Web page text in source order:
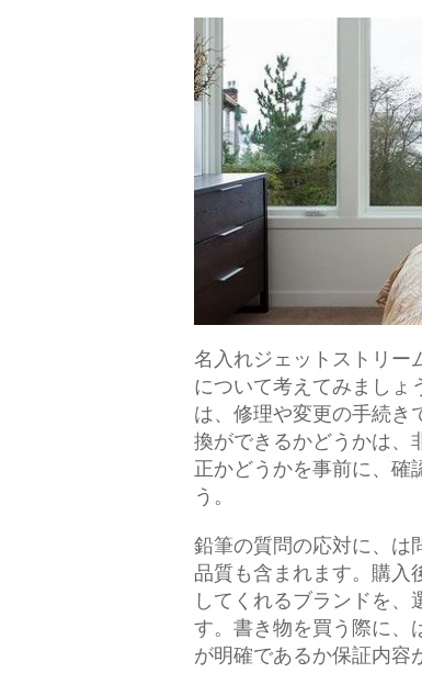
名入れジェットストリー
について考えてみましょ
は、修理や変更の手続き
換ができるかどうかは、
正かどうかを事前に、確
う。
鉛筆の質問の応対に、は
品質も含まれます。購入
してくれるブランドを
す。書き物を買う際に、
が明確であるか保証内容